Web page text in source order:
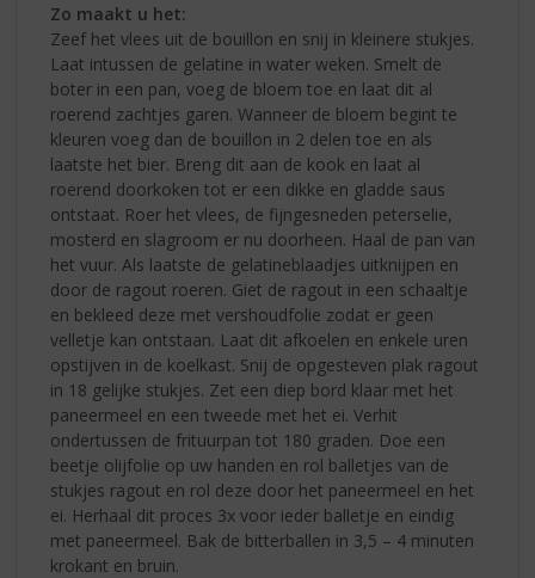
Zo maakt u het:
Zeef het vlees uit de bouillon en snij in kleinere stukjes.
Laat intussen de gelatine in water weken. Smelt de
boter in een pan, voeg de bloem toe en laat dit al
roerend zachtjes garen. Wanneer de bloem begint te
kleuren voeg dan de bouillon in 2 delen toe en als
laatste het bier. Breng dit aan de kook en laat al
roerend doorkoken tot er een dikke en gladde saus
ontstaat. Roer het vlees, de fijngesneden peterselie,
mosterd en slagroom er nu doorheen. Haal de pan van
het vuur. Als laatste de gelatineblaadjes uitknijpen en
door de ragout roeren. Giet de ragout in een schaaltje
en bekleed deze met vershoudfolie zodat er geen
velletje kan ontstaan. Laat dit afkoelen en enkele uren
opstijven in de koelkast. Snij de opgesteven plak ragout
in 18 gelijke stukjes. Zet een diep bord klaar met het
paneermeel en een tweede met het ei. Verhit
ondertussen de frituurpan tot 180 graden. Doe een
beetje olijfolie op uw handen en rol balletjes van de
stukjes ragout en rol deze door het paneermeel en het
ei. Herhaal dit proces 3x voor ieder balletje en eindig
met paneermeel. Bak de bitterballen in 3,5 – 4 minuten
krokant en bruin.